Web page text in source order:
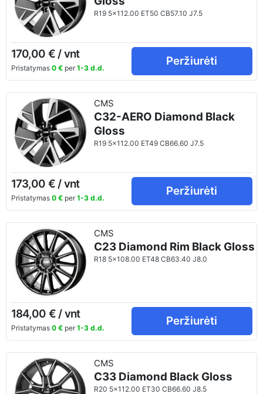
R19 5x112.00 ET50 CB57.10 J7.5
170,00 € / vnt
Pristatymas 0 €per 1-3 d.d.
Peržiurėti
CMS
C32-AERO Diamond Black
Gloss
R19 5x112.00 ET49 CB66.60 J7.5
173,00 € / vnt
Pristatymas 0 €per 1-3 d.d.
Peržiurėti
CMS
C23 Diamond Rim Black Gloss
R18 5x108.00 ET48 CB63.40 J8.0
184,00 € / vnt
Pristatymas 0 €per 1-3 d.d.
Peržiurėti
CMS
C33 Diamond Black Gloss
R20 5x112.00 ET30 CB66.60 J8.5